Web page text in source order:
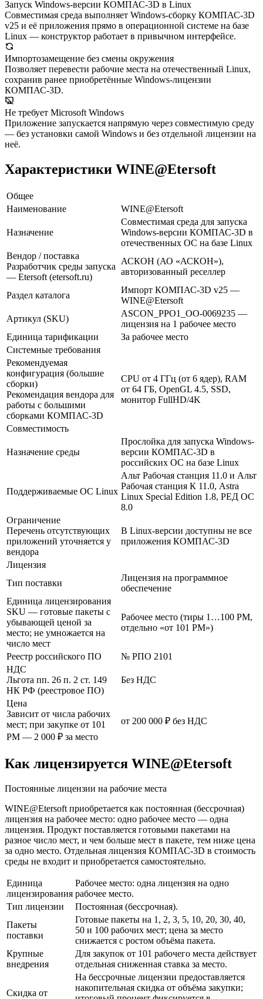
Запуск Windows-версии КОМПАС-3D в Linux
Совместимая среда выполняет Windows-сборку КОМПАС-3D
v25 и её приложения прямо в операционной системе на базе
Linux — конструктор работает в привычном интерфейсе.
Импортозамещение без смены окружения
Позволяет перевести рабочие места на отечественный Linux,
сохранив ранее приобретённые Windows-лицензии
КОМПАС-3D.
Не требует Microsoft Windows
Приложение запускается напрямую через совместимую среду
— без установки самой Windows и без отдельной лицензии на
неё.
Характеристики WINE@Etersoft
Общее
Наименование
WINE@Etersoft
Назначение
Совместимая среда для запуска
Windows-версии КОМПАС-3D в
отечественных ОС на базе Linux
Вендор / поставка
Разработчик среды запуска
— Etersoft (etersoft.ru)
АСКОН (АО «АСКОН»),
авторизованный реселлер
Раздел каталога
Импорт КОМПАС-3D v25 —
WINE@Etersoft
Артикул (SKU)
ASCON_PPO1_ОО-0069235 —
лицензия на 1 рабочее место
Единица тарификации
За рабочее место
Системные требования
Рекомендуемая
конфигурация (большие
сборки)
Рекомендация вендора для
работы с большими
сборками КОМПАС-3D
CPU от 4 ГГц (от 6 ядер), RAM
от 64 ГБ, OpenGL 4.5, SSD,
монитор FullHD/4K
Совместимость
Назначение среды
Прослойка для запуска Windows-
версии КОМПАС-3D в
российских ОС на базе Linux
Поддерживаемые ОС Linux
Альт Рабочая станция 11.0 и Альт
Рабочая станция К 11.0, Astra
Linux Special Edition 1.8, РЕД ОС
8.0
Ограничение
Перечень отсутствующих
приложений уточняется у
вендора
В Linux-версии доступны не все
приложения КОМПАС-3D
Лицензия
Тип поставки
Лицензия на программное
обеспечение
Единица лицензирования
SKU — готовые пакеты с
убывающей ценой за
место; не умножается на
число мест
Рабочее место (тиры 1…100 РМ,
отдельно «от 101 РМ»)
Реестр российского ПО
№ РПО 2101
НДС
Льгота пп. 26 п. 2 ст. 149
НК РФ (реестровое ПО)
Без НДС
Цена
Зависит от числа рабочих
мест; при закупке от 101
РМ — 2 000 ₽ за место
от 200 000 ₽ без НДС
Как лицензируется WINE@Etersoft
Постоянные лицензии на рабочие места
WINE@Etersoft приобретается как постоянная (бессрочная)
лицензия на рабочее место: одно рабочее место — одна
лицензия. Продукт поставляется готовыми пакетами на
разное число мест, и чем больше мест в пакете, тем ниже цена
за одно место. Отдельная лицензия КОМПАС-3D в стоимость
среды не входит и приобретается самостоятельно.
Единица
лицензирования
Рабочее место: одна лицензия на одно
рабочее место.
Тип лицензии
Постоянная (бессрочная).
Пакеты
поставки
Готовые пакеты на 1, 2, 3, 5, 10, 20, 30, 40,
50 и 100 рабочих мест; цена за место
снижается с ростом объёма пакета.
Крупные
внедрения
Для закупок от 101 рабочего места действует
отдельная сниженная ставка за место.
Скидка от
На бессрочные лицензии предоставляется
накопительная скидка от объёма закупки;